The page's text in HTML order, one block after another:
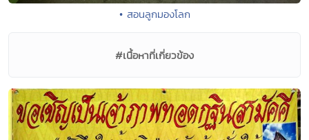
• สอนลูกมองโลก
#เนื้อหาที่เกี่ยวข้อง